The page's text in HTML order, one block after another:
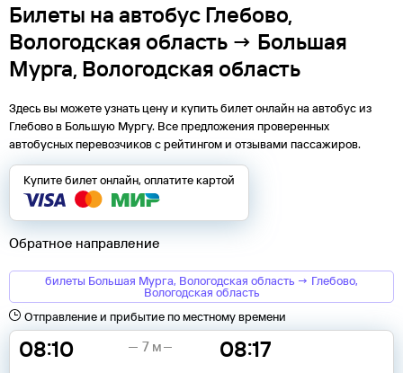
Билеты на автобус Глебово,
Вологодская область → Большая
Мурга, Вологодская область
Здесь вы можете узнать цену и купить билет онлайн на автобус из
Глебовов Большую Мургу. Все предложения проверенных
автобусных перевозчиков с рейтингом и отзывами пассажиров.
Купите билет онлайн, оплатите картой
Обратное направление
билеты Большая Мурга, Вологодская область → Глебово,
Вологодская область
Отправление и прибытие по местному времени
08:10 08:17
7 м